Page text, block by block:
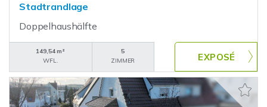
Stadtrandlage
Doppelhaushälfte
149,54 m²
WFL.
5
ZIMMER